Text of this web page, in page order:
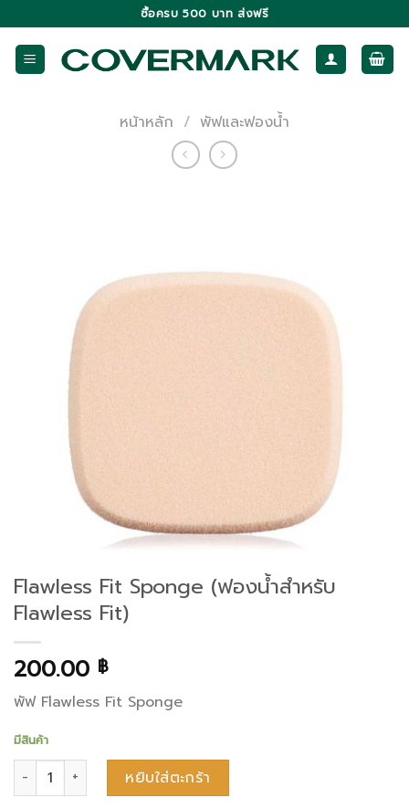
to
content
ซื้อครบ 500 บาท ส่งฟรี
หน้าหลัก / พัฟและฟองน้ำ
Flawless Fit Sponge (ฟองน้ำสำหรับ
Flawless Fit)
200.00 ฿
พัฟ Flawless Fit Sponge
มีสินค้า
จำนวน Flawless Fit Sponge (ฟองน้ำสำหรับ Flawless Fit) ชิ้น
หยิบใส่ตะกร้า